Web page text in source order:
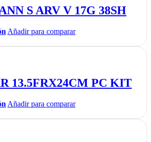
S ARV V 17G 38SH
Añadir para comparar
13.5FRX24CM PC KIT
Añadir para comparar